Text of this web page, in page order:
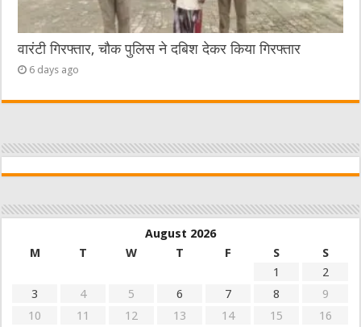
वारंटी गिरफ्तार, चौक पुलिस ने दबिश देकर किया गिरफ्तार
6 days ago
August 2026
M
T W T F S
S
1
2
3
4 5 6 7 8
9
10
11 12 13 14 15
16